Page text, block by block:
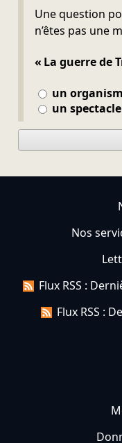
Une question
n’êtes pas une
« La guerre de
un
un spectacle
Ne pas remplir
Nos
Flux RSS :
Flux RSS :